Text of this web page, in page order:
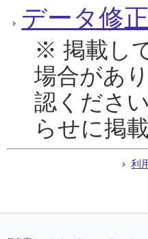
データ修
※ 掲載し
場合があ
認くださ
らせに掲
利